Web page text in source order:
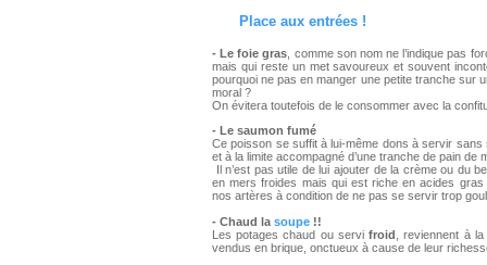
Place aux entrées !
- Le foie gras , comme son nom ne l’indique pas
mais qui reste un met savoureux et souvent
pourquoi ne pas en manger une petite tranche sur
moral ?
On évitera toutefois de le consommer avec la
- Le saumon fumé
Ce poisson se suffit à lui-même dons à servir sans
et à la limite accompagné d’une tranche de pain de
Il n’est pas utile de lui ajouter de la crème ou du
en mers froides mais qui est riche en acides
nos artères à condition de ne pas se servir trop
- Chaud la soupe !!
Les potages chaud ou servifroid
, reviennent à
vendus en brique, onctueux à cause de leur